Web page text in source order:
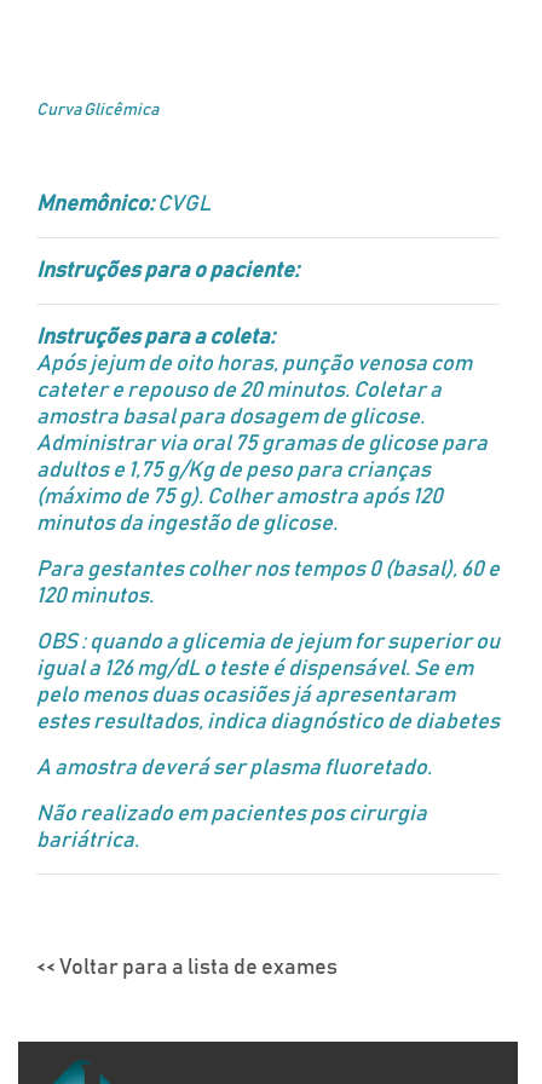
Curva Glicêmica
Mnemônico:CVGL
Instruções para o paciente:
Instruções para a coleta:
Após jejum de oito horas, punção venosa com
cateter e repouso de 20 minutos. Coletar a
amostra basal para dosagem de glicose.
Administrar via oral 75 gramas de glicose para
adultos e 1,75 g/Kg de peso para crianças
(máximo de 75 g). Colher amostra após 120
minutos da ingestão de glicose.
Para gestantes colher nos tempos 0 (basal), 60 e
120 minutos.
OBS : quando a glicemia de jejum for superior ou
igual a 126 mg/dL o teste é dispensável. Se em
pelo menos duas ocasiões já apresentaram
estes resultados, indica diagnóstico de diabetes
A amostra deverá ser plasma fluoretado.
Não realizado em pacientes pos cirurgia
bariátrica.
<< Voltar para a lista de exames